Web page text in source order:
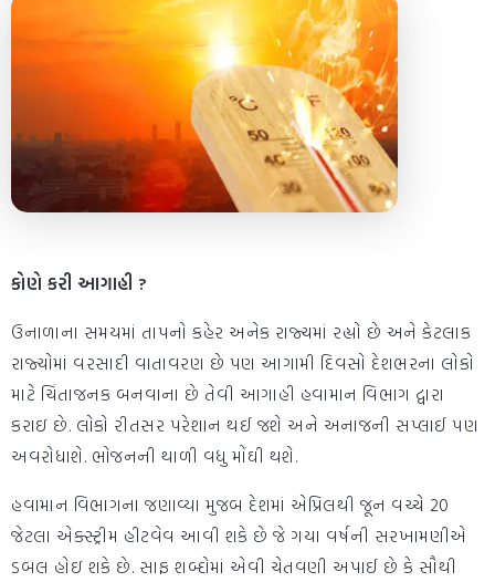
કોણે કરી આગાહી ?
ઉનાળાના સમયમાં તાપનો કહેર અનેક રાજ્યમાં રહ્યો છે અને કેટલાક
રાજ્યોમાં વરસાદી વાતાવરણ છે પણ આગામી દિવસો દેશભરના લોકો
માટે ચિંતાજનક બનવાના છે તેવી આગાહી હવામાન વિભાગ દ્વારા
કરાઇ છે. લોકો રીતસર પરેશાન થઈ જશે અને અનાજની સપ્લાઈ પણ
અવરોધાશે. ભોજનની થાળી વધુ મોંઘી થશે.
હવામાન વિભાગના જણાવ્યા મુજબ દેશમાં એપ્રિલથી જૂન વચ્ચે 20
જેટલા એક્સ્ટ્રીમ હીટવેવ આવી શકે છે જે ગયા વર્ષની સરખામણીએ
ડબલ હોઇ શકે છે. સાફ શબ્દોમાં એવી ચેતવણી અપાઈ છે કે સૌથી